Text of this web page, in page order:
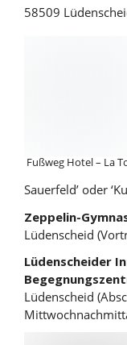
58509
Fußweg Hotel – La
Sauerfeld’ oder
Zeppelin-
Lüdenscheid
Lüdenscheider
Lüdenscheid